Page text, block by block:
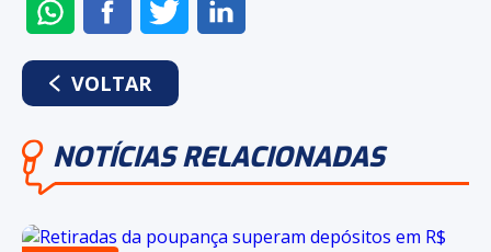
ENVIAR
NO
WHATSAPP
COMPARTILHAR
NO
FACEBOOK
COMPARTILHAR
NO
VOLTAR
NOTÍCIAS RELACIONADAS